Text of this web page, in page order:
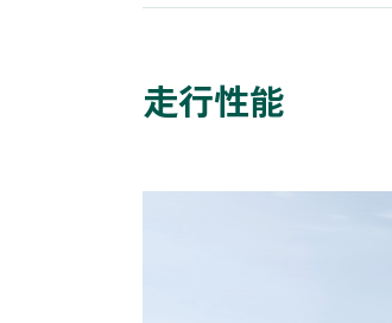
走行性能